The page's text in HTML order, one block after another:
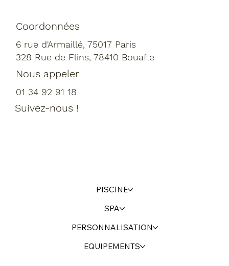
Coordonnées
6 rue d'Armaillé, 75017 Paris
328 Rue de Flins, 78410 Bouafle
Nous appeler
01 34 92 91 18
Suivez-nous !
PISCINE
SPA
PERSONNALISATION
EQUIPEMENTS